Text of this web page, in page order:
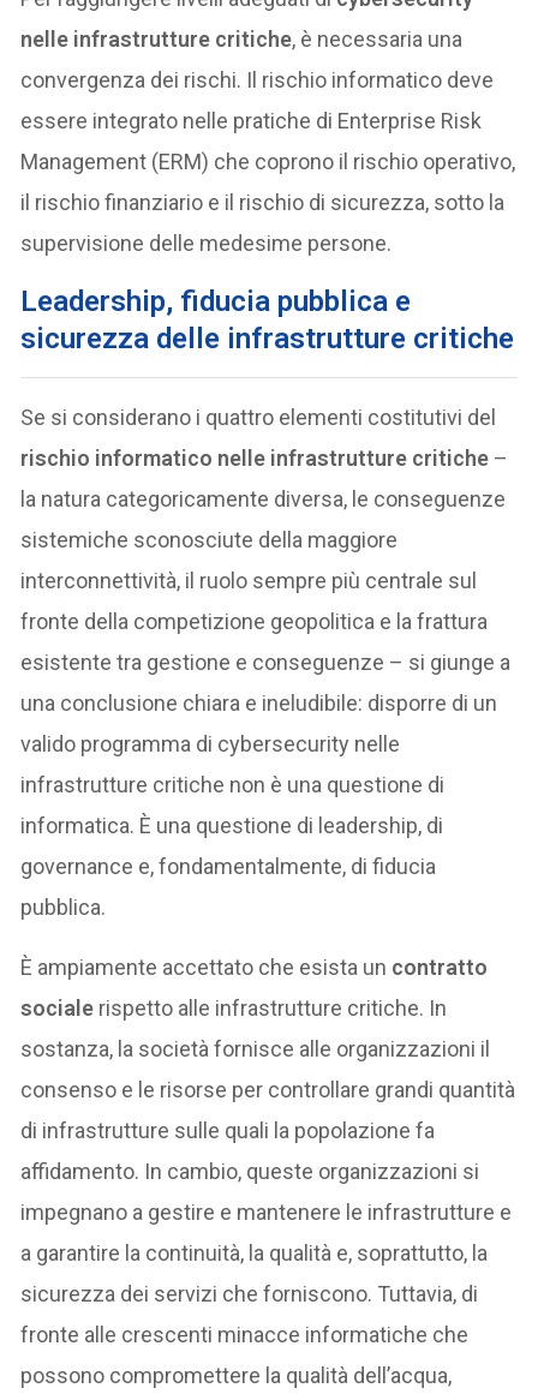
nelle infrastrutture critiche, è necessaria una
convergenza dei rischi. Il rischio informatico deve
essere integrato nelle pratiche di Enterprise Risk
Management (ERM) che coprono il rischio operativo,
il rischio finanziario e il rischio di sicurezza, sotto la
supervisione delle medesime persone.
Leadership, fiducia pubblica e
sicurezza delle infrastrutture critiche
Se si considerano i quattro elementi costitutivi del
rischio informatico nelle infrastrutture critiche –
la natura categoricamente diversa, le conseguenze
sistemiche sconosciute della maggiore
interconnettività, il ruolo sempre più centrale sul
fronte della competizione geopolitica e la frattura
esistente tra gestione e conseguenze – si giunge a
una conclusione chiara e ineludibile: disporre di un
valido programma di cybersecurity nelle
infrastrutture critiche non è una questione di
informatica. È una questione di leadership, di
governance e, fondamentalmente, di fiducia
pubblica.
È ampiamente accettato che esista un contratto
sociale rispetto alle infrastrutture critiche. In
sostanza, la società fornisce alle organizzazioni il
consenso e le risorse per controllare grandi quantità
di infrastrutture sulle quali la popolazione fa
affidamento. In cambio, queste organizzazioni si
impegnano a gestire e mantenere le infrastrutture e
a garantire la continuità, la qualità e, soprattutto, la
sicurezza dei servizi che forniscono. Tuttavia, di
fronte alle crescenti minacce informatiche che
possono compromettere la qualità dell’acqua,